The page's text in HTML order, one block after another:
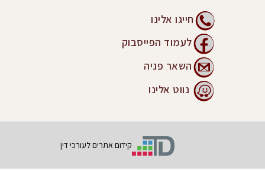
חייגו אלינו
לעמוד הפייסבוק
השאר פניה
נווט אלינו
קידום אתרים לעורכי דין